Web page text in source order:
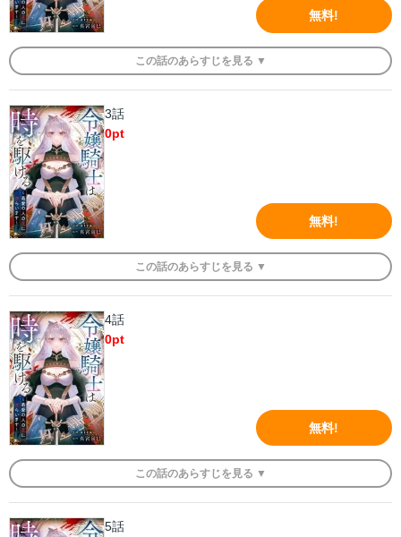
無料!
この話のあらすじを 見る ▼
3話
0pt
無料!
この話のあらすじを 見る ▼
4話
0pt
無料!
この話のあらすじを 見る ▼
5話